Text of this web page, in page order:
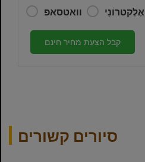
וואטסאפ אֶלֶקטרוֹנִי
קבל הצעת מחיר חינם
סיורים קשורים